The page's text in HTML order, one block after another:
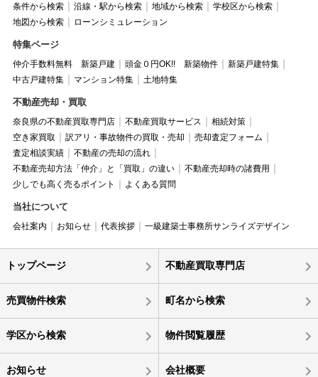
条件から検索 沿線・駅から検索 地域から検索
学校区から検索
地図から検索
ローンシミュレーション
特集ページ
仲介手数料無料 新築戸建 頭金０円OK!! 新築物件
新築戸建特集
中古戸建特集
マンション特集 土地特集
不動産売却・買取
奈良県の不動産買取専門店 不動産買取サービス
相続対策
空き家買取
訳アリ・事故物件の買取・売却
売却査定フォーム
査定相談実績
不動産の売却の流れ
不動産売却方法「仲介」と「買取」の違い
不動産売却時の諸費用
少しでも高く売るポイント
よくある質問
当社について
会社案内 お知らせ 代表挨拶 一級建築士事務所サンライズデザイン
トップページ 不動産買取専門店
売買物件検索 町名から検索
学区から検索 物件閲覧履歴
お知らせ 会社概要